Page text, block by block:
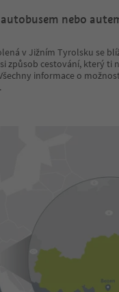
nebo
v Jižním Tyrolsku se
způsob cestování, který ti
informace o
.